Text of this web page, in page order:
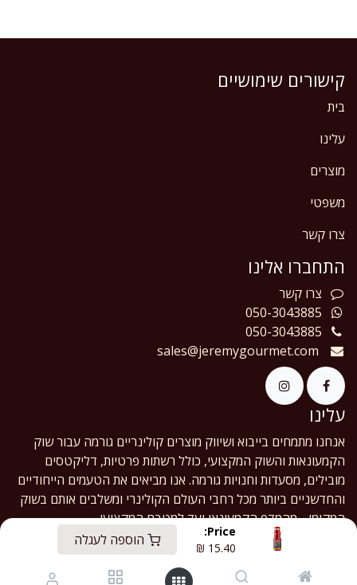
Price:
15.40
₪ הוספה לעגלה
קישורים שימושיים
בית
עלינו
מוצרים
משפטי
צרו קשר
התחברו אלינו
צרו קשר
050-3043885
050-3043885
sales@jeremygourmet.com
עלינו
אנחנו מתמחים בייבוא ושיווק מוצרים קולינריים גורמה עבור שוק
הקמעונאות והשוק המקצועי, כולל רשתות פרטיות, דליקטסים
מובילים, מסעדות וחנויות גורמה. אנו מביאים את הטעמים הייחודיים
והחדשניים ביותר מכל רחבי העולם הקולינרי ומשלבים אותם בשוק
המקומי - מהמדף הקמעונאי ועד למטבח המקצועי.
English (US)